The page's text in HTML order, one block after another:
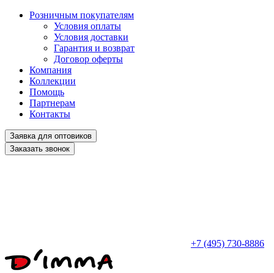
Розничным покупателям
Условия оплаты
Условия доставки
Гарантия и возврат
Договор оферты
Компания
Коллекции
Помощь
Партнерам
Контакты
Заявка для оптовиков
Заказать звонок
+7 (495) 730-8886